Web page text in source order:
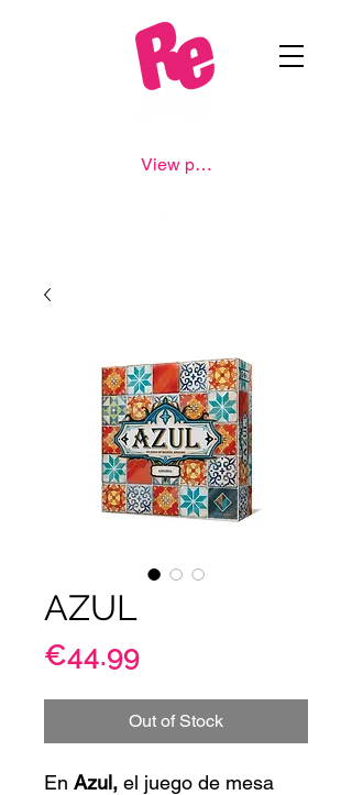
View points
AZUL
€44.99Price
Out of Stock
En Azul, el juego de mesa